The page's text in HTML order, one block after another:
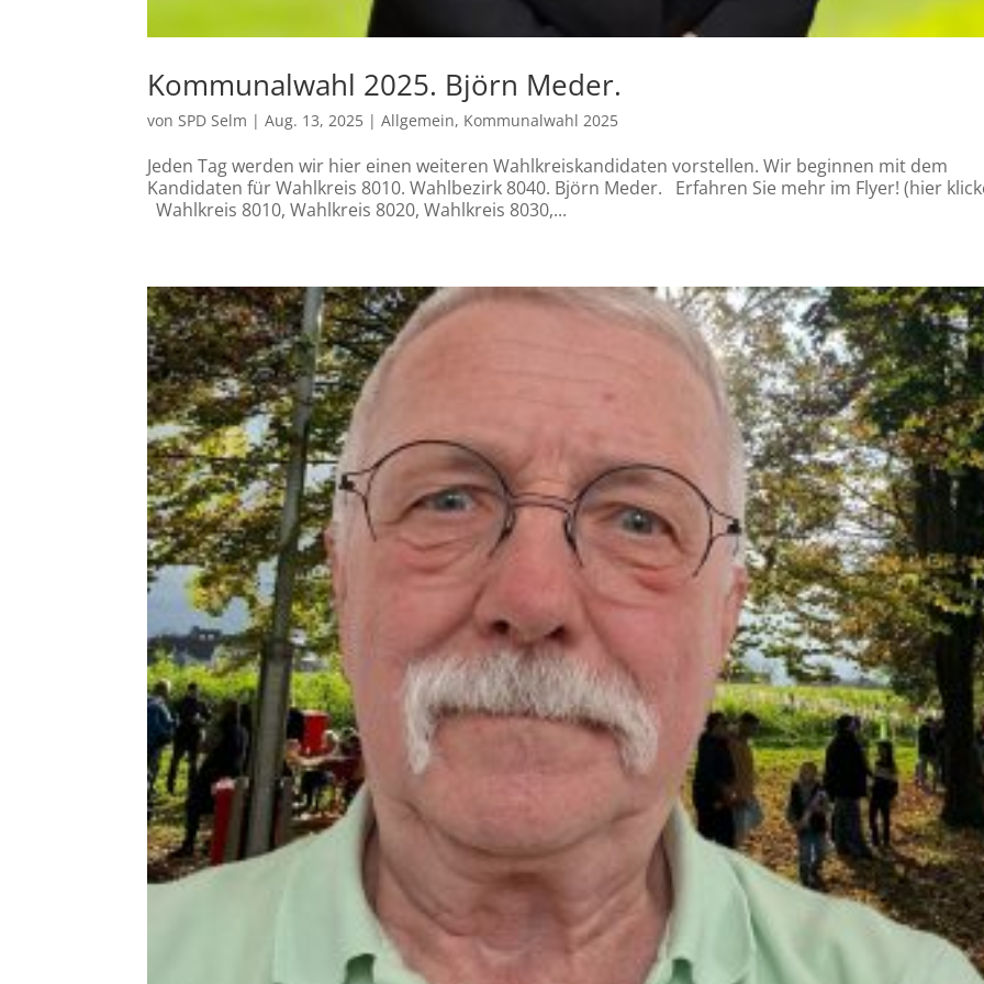
Kommunalwahl 2025. Björn Meder.
vonSPD Selm |Aug. 13, 2025 |Allgemein, Kommunalwahl 2025
Jeden Tag werden wir hier einen weiteren Wahlkreiskandidaten vorstellen. Wir beginnen mit dem
Kandidaten für Wahlkreis 8010. Wahlbezirk 8040. Björn Meder. Erfahren Sie mehr im Flyer! (hier
Wahlkreis 8010, Wahlkreis 8020, Wahlkreis 8030,...